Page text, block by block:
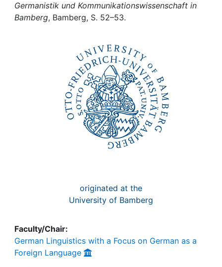
My FIS
Germanistik und Kommunikationswissenschaft in
Bamberg, Bamberg, S. 52–53.
originated at the
University of Bamberg
Faculty/Chair:
German Linguistics with a Focus on German as a
Foreign Language